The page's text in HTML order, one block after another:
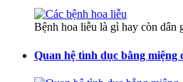
Bệnh hoa liễu là gì hay còn dân
Quan hệ tình dục bằng miệng